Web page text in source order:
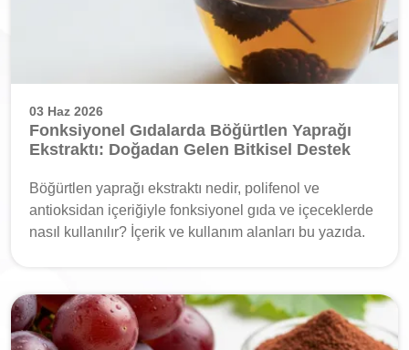
03 Haz 2026
Fonksiyonel Gıdalarda Böğürtlen Yaprağı
Ekstraktı: Doğadan Gelen Bitkisel Destek
Böğürtlen yaprağı ekstraktı nedir, polifenol ve
antioksidan içeriğiyle fonksiyonel gıda ve içeceklerde
nasıl kullanılır? İçerik ve kullanım alanları bu yazıda.